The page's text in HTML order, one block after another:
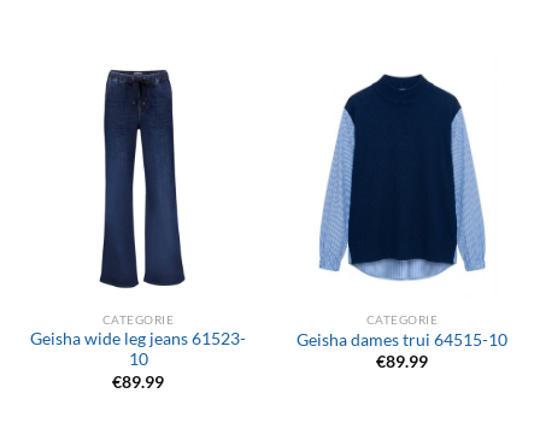
CATEGORIE
Geisha wide leg jeans 61523-
10
€89.99
CATEGORIE
Geisha dames trui 64515-10
€89.99